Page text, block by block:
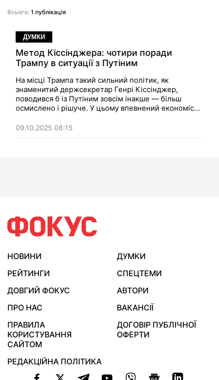
Всього: 1 публікація
ДУМКИ
Метод Кіссінджера: чотири поради
Трампу в ситуації з Путіним
На місці Трампа такий сильний політик, як
знаменитий держсекретар Генрі Кіссінджер,
поводився б із Путіним зовсім інакше — більш
осмислено і рішуче. У цьому впевнений економіст
колонці для Atlantic Council — і пояснив, як саме
діяв би його колишній шеф.
09.10.2025 08:15
НОВИНИ
ДУМКИ
РЕЙТИНГИ
СПЕЦТЕМИ
ДОВГИЙ ФОКУС
АВТОРИ
ПРО НАС
ВАКАНСІЇ
ПРАВИЛА
КОРИСТУВАННЯ
САЙТОМ
ДОГОВІР ПУБЛІЧНОЇ
ОФЕРТИ
РЕДАКЦІЙНА ПОЛІТИКА